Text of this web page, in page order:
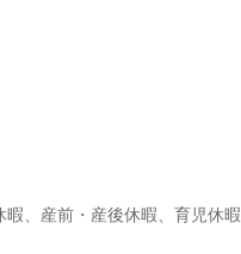
、産前・産後休暇、育児休暇